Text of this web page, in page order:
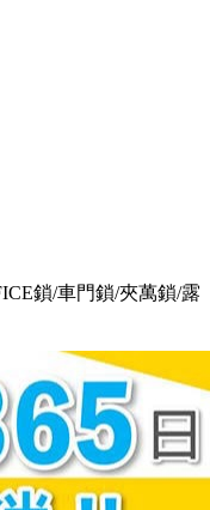
鎖/車門鎖/夾萬鎖/露